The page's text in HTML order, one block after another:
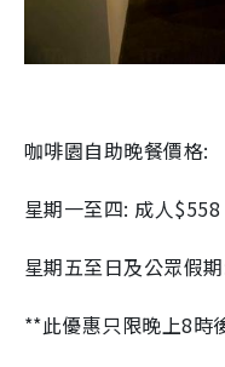
咖啡園自助晚餐價格:
星期一至四: 成人
星期五至日及公眾假
**此優惠只限晚上8時